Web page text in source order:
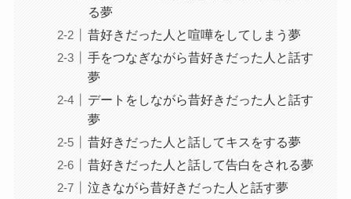
る夢
昔好きだった人と喧嘩をしてしまう夢
手をつなぎながら昔好きだった人と話す
夢
デートをしながら昔好きだった人と話す
夢
昔好きだった人と話してキスをする夢
昔好きだった人と話して告白をされる夢
泣きながら昔好きだった人と話す夢